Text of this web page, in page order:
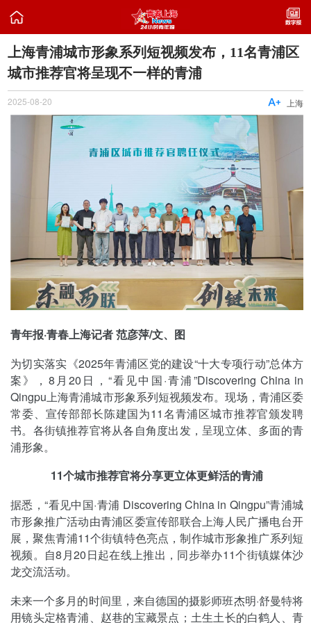

上海青浦城市形象系列短视频发布，11名青浦区
城市推荐官将呈现不一样的青浦
2025-08-20 上海

青年报·青春上海记者 范彦萍/文、图
为切实落实《2025年青浦区党的建设“十大专项行动”总体方
案》，8月20日，“看见中国·青浦”Discovering China in
Qingpu上海青浦城市形象系列短视频发布。现场，青浦区委
常委、宣传部部长陈建国为11名青浦区城市推荐官颁发聘
书。各街镇推荐官将从各自角度出发，呈现立体、多面的青
浦形象。
11个城市推荐官将分享更立体更鲜活的青浦
据悉，“看见中国·青浦 Discovering China in Qingpu”青浦城
市形象推广活动由青浦区委宣传部联合上海人民广播电台开
展，聚焦青浦11个街镇特色亮点，制作城市形象推广系列短
视频。自8月20日起在线上推出，同步举办11个街镇媒体沙
龙交流活动。
未来一个多月的时间里，来自德国的摄影师班杰明·舒曼特将
用镜头定格青浦、赵巷的宝藏景点；土生土长的白鹤人、青